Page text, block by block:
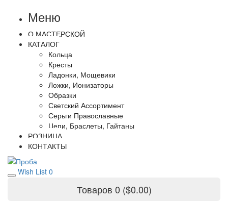
Меню
О МАСТЕРСКОЙ
КАТАЛОГ
Кольца
Кресты
Ладонки, Мощевики
Ложки, Ионизаторы
Образки
Светский Ассортимент
Серьги Православные
Цепи, Браслеты, Гайтаны
РОЗНИЦА
КОНТАКТЫ
Wish List 0
Товаров 0 ($0.00)